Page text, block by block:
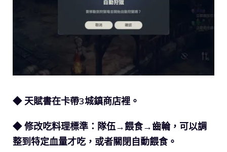
◆ 天賦書在卡帶3城鎮商店裡。
◆ 修改吃料理標準：隊伍→餵食→齒輪，可以調
整到特定血量才吃，或者關閉自動餵食。